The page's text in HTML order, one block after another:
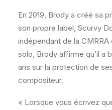
En 2019, Brody a créé sa
son propre label, Scurvy
indépendant de la
solo, Brody affirme qu’il a
ans sur la protection de
compositeur.
« Lorsque vous écrivez